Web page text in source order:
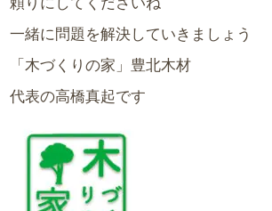
一緒に問題を解決していきましょう
「木づくりの家」豊北木材
代表の高橋真起です